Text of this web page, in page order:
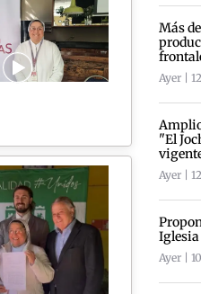
Más
Ayer |
"El
Ayer |
Iglesia
Ayer |